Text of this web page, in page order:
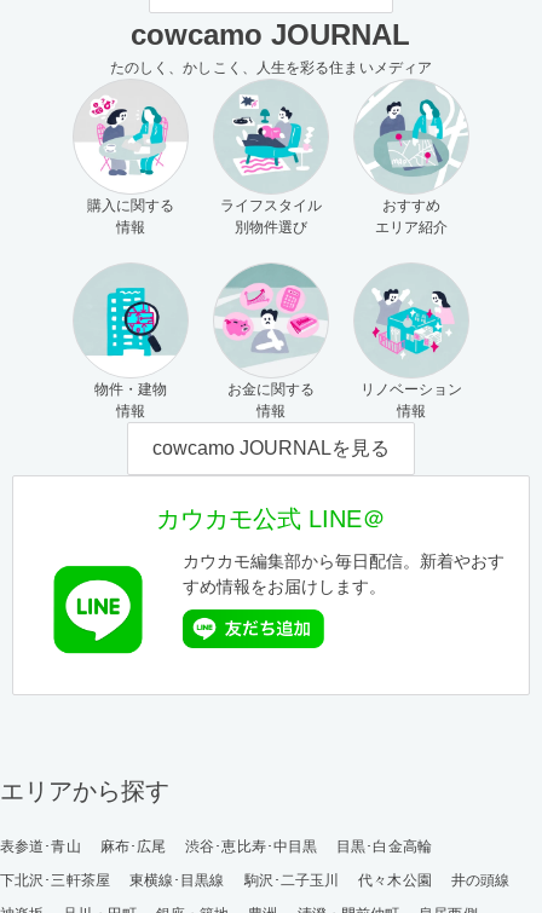
cowcamo JOURNAL
たのしく、かしこく、人生を彩る住まいメディア
購入に関する
情報
ライフスタイル
別物件選び
おすすめ
エリア紹介
物件・建物
情報
お金に関する
情報
リノベーション
情報
cowcamo JOURNALを見る
カウカモ公式 LINE＠
カウカモ編集部から毎日配信。新着やおす
すめ情報をお届けします。
エリアから探す
表参道･青山 麻布･広尾 渋谷･恵比寿･中目黒
目黒･白金高輪
下北沢･三軒茶屋
東横線･目黒線 駒沢･二子玉川 代々木公園
井の頭線